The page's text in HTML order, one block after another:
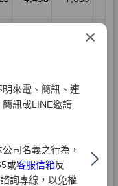
×
來電、簡訊、連
訊或LINE邀請
司名義之行為，
或客服信箱反
詢專線，以免權